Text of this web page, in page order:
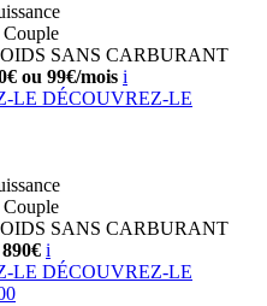
Couple
SANS CARBURANT
ou 99€/mois i
LE DÉCOUVREZ-LE
Couple
SANS CARBURANT
i
LE DÉCOUVREZ-LE